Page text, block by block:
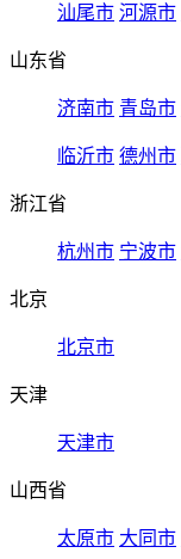
汕尾市 河源市
山东省
济南市 青岛市
临沂市 德州市
浙江省
杭州市 宁波市
北京
北京市
天津
天津市
山西省
太原市 大同市